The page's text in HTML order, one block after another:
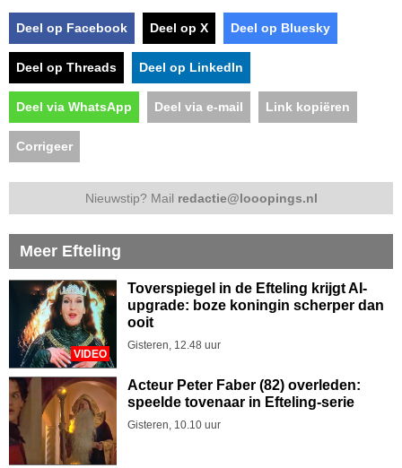
Deel op Facebook Deel op X Deel op Bluesky
Deel op Threads Deel op LinkedIn
Deel via WhatsApp Deel via e-mail Link kopiëren
Corrigeer
Nieuwstip? Mail redactie@looopings.nl
Meer Efteling
VIDEO
Toverspiegel in de Efteling krijgt AI-
upgrade: boze koningin scherper dan
ooit
Gisteren, 12.48 uur
Acteur Peter Faber (82) overleden:
speelde tovenaar in Efteling-serie
Gisteren, 10.10 uur